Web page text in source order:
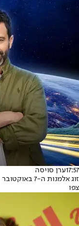
17:57ערן סויסה
זוג אלמנות ה-7 באוקטובר ישתתפו ב"המירוץ למיליון"
צפו